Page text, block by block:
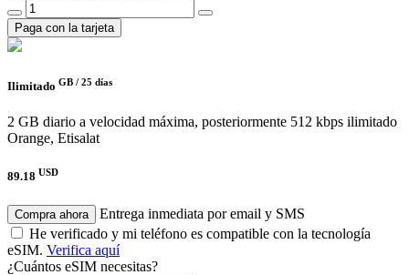
Paga con la tarjeta
Ilimitado GB / 25 días
2 GB diario a velocidad máxima, posteriormente 512 kbps ilimitado
Orange, Etisalat
89.18 USD
Compra ahora
Entrega inmediata por email y SMS
He verificado y mi teléfono es compatible con la tecnología
eSIM. Verifica aquí
¿Cuántos eSIM necesitas?